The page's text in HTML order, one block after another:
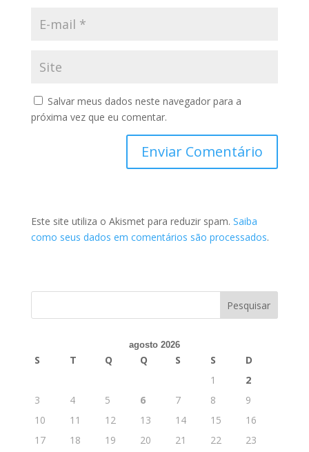
Salvar meus dados neste navegador para a
próxima vez que eu comentar.
Este site utiliza o Akismet para reduzir spam. Saiba
como seus dados em comentários são processados.
agosto 2026
S T Q Q S S
D
1
2
3
4 5 6 7 8
9
10
11 12 13 14 15
16
17
18 19 20 21 22
23